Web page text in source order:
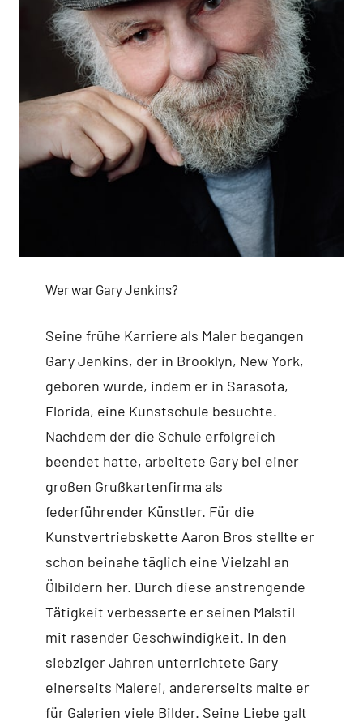
Wer war Gary Jenkins?
Seine frühe Karriere als Maler begangen
Gary Jenkins, der in Brooklyn, New York,
geboren wurde, indem er in Sarasota,
Florida, eine Kunstschule besuchte.
Nachdem der die Schule erfolgreich
beendet hatte, arbeitete Gary bei einer
großen Grußkartenfirma als
federführender Künstler. Für die
Kunstvertriebskette Aaron Bros stellte er
schon beinahe täglich eine Vielzahl an
Ölbildern her. Durch diese anstrengende
Tätigkeit verbesserte er seinen Malstil
mit rasender Geschwindigkeit. In den
siebziger Jahren unterrichtete Gary
einerseits Malerei, andererseits malte er
für Galerien viele Bilder. Seine Liebe galt